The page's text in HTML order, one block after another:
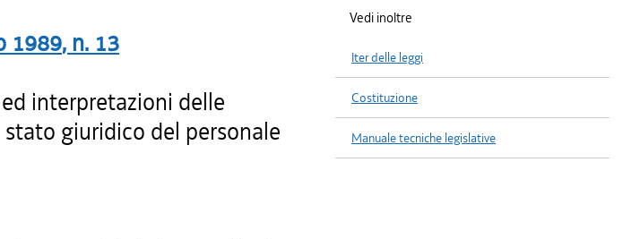
1989, n. 13
interpretazioni delle
giuridico del personale
Vedi inoltre
Iter delle leggi
Costituzione
Manuale tecniche legislative